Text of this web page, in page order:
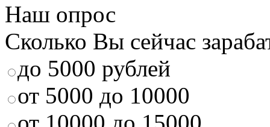
Наш опрос
Сколько Вы сейчас
до 5000 рублей
от 5000 до 10000